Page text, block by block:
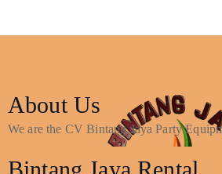
About Us
We are the CV Bintang Jaya Party
Bintang Jaya Rental